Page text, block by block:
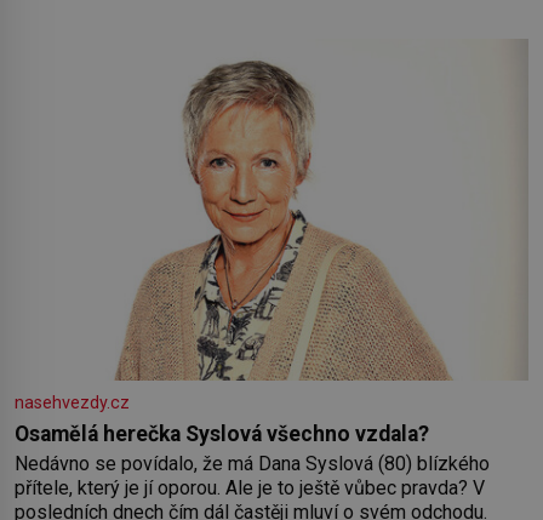
nasehvezdy.cz
Osamělá herečka Syslová všechno vzdala?
Nedávno se povídalo, že má Dana Syslová (80) blízkého
přítele, který je jí oporou. Ale je to ještě vůbec pravda? V
posledních dnech čím dál častěji mluví o svém odchodu.